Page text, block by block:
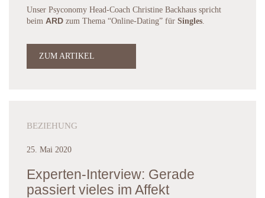
Unser Psyconomy Head-Coach Christine Backhaus spricht
beim ARD zum Thema “Online-Dating” für Singles.
ZUM ARTIKEL
BEZIEHUNG
25. Mai 2020
Experten-Interview: Gerade
passiert vieles im Affekt